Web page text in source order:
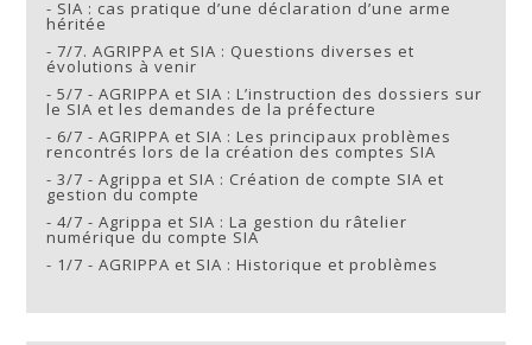
- SIA : cas pratique d’une déclaration d’une arme
héritée
-7/7. AGRIPPA et SIA : Questions diverses et
évolutions à venir
-5/7 - AGRIPPA et SIA : L’instruction des dossiers sur
le SIA et les demandes de la préfecture
- 6/7 - AGRIPPA et SIA : Les principaux problèmes
rencontrés lors de la création des comptes SIA
-3/7 - Agrippa et SIA : Création de compte SIA et
gestion du compte
-4/7 - Agrippa et SIA : La gestion du râtelier
numérique du compte SIA
- 1/7 - AGRIPPA et SIA : Historique et problèmes